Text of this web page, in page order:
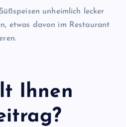
unheimlich lecker
etwas davon im Restaurant
Ihnen